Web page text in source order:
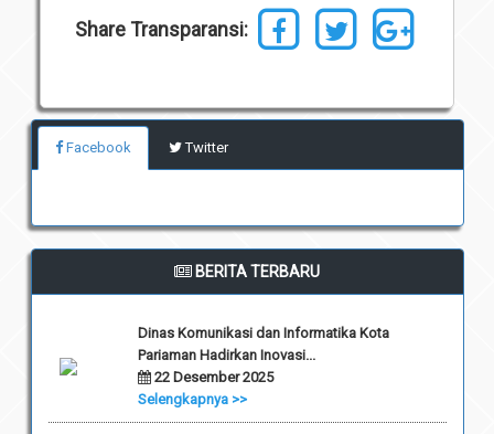
Share Transparansi:
Facebook Twitter
BERITA TERBARU
Dinas Komunikasi dan Informatika Kota
Pariaman Hadirkan Inovasi...
22 Desember 2025
Selengkapnya >>